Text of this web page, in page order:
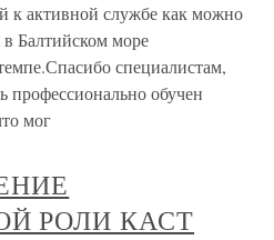
к активной службе как можно
Балтийском море
специалистам,
профессионально обучен
мог
РОЛИ КАСТ